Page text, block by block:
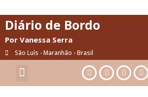
Diário de Bordo
Por Vanessa Serra
São Luís - Maranhão - Brasil